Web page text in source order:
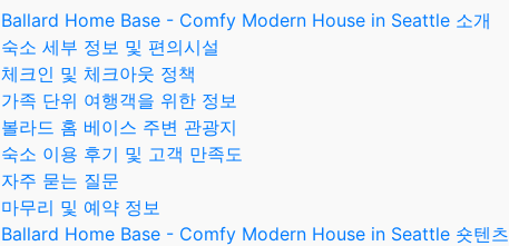
Ballard Home Base - Comfy Modern House in Seattle 소개
숙소 세부 정보 및 편의시설
체크인 및 체크아웃 정책
가족 단위 여행객을 위한 정보
볼라드 홈 베이스 주변 관광지
숙소 이용 후기 및 고객 만족도
자주 묻는 질문
마무리 및 예약 정보
Ballard Home Base - Comfy Modern House in Seattle 숏텐츠